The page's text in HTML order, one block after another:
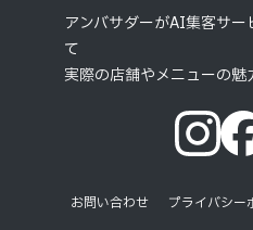
アンバサダーがAI集客サ
て
実際の店舗やメニューの魅
お問い合わせ プライバシー